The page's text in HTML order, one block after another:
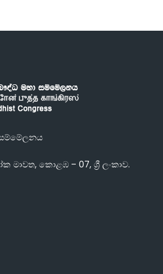
මාවත, කොළඹ – 07, ශ්‍රී ලංකාව.